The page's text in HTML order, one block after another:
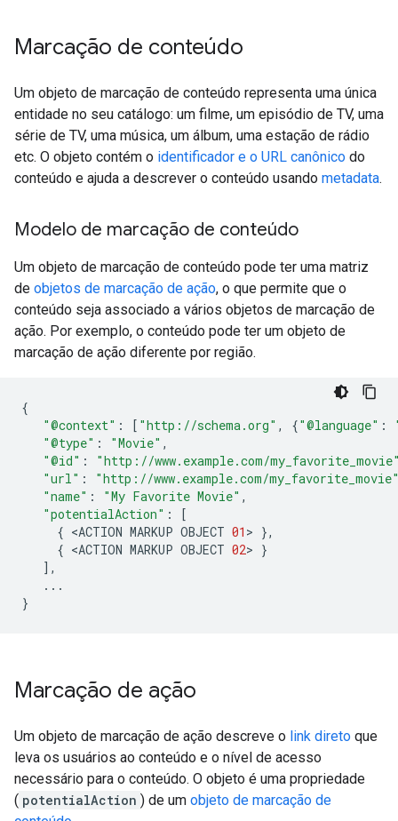
Marcação de conteúdo
Um objeto de marcação de conteúdo representa uma única
entidade no seu catálogo: um filme, um episódio de TV, uma
série de TV, uma música, um álbum, uma estação de rádio
etc. O objeto contém o identificador e o URL canônico do
conteúdo e ajuda a descrever o conteúdo usando metadata.
Modelo de marcação de conteúdo
Um objeto de marcação de conteúdo pode ter uma matriz
de objetos de marcação de ação, o que permite que o
conteúdo seja associado a vários objetos de marcação de
ação. Por exemplo, o conteúdo pode ter um objeto de
marcação de ação diferente por região.
{
"@context" : [ "http://schema.org" , {"@language" :
"@type" : "Movie" ,
"@id" :
"http://www.example.com/
"url" :
"http://www.example.com/
"name" : "My Favorite Movie" ,
"potentialAction" :
[
{ <ACTION MARKUP OBJECT 01 > },
{ <ACTION MARKUP OBJECT 02> }
],
...
}
Marcação de ação
Um objeto de marcação de ação descreve o link direto que
leva os usuários ao conteúdo e o nível de acesso
necessário para o conteúdo. O objeto é uma propriedade
( potentialAction ) de um objeto de marcação de